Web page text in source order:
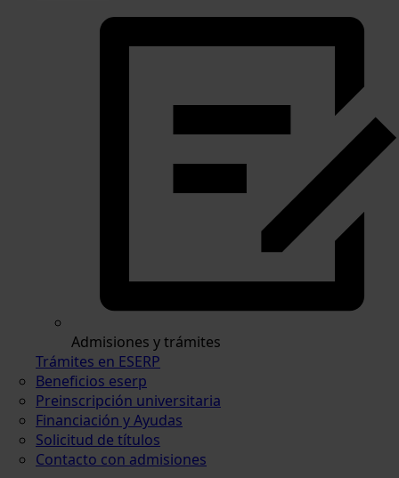
Admisiones y trámites
Trámites en ESERP
Beneficios eserp
Preinscripción universitaria
Financiación y Ayudas
Solicitud de títulos
Contacto con admisiones